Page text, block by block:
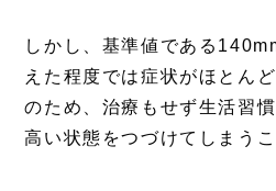
しかし、基準値である
えた程度では症状がほとん
のため、治療もせず生活習
高い状態をつづけてしまう